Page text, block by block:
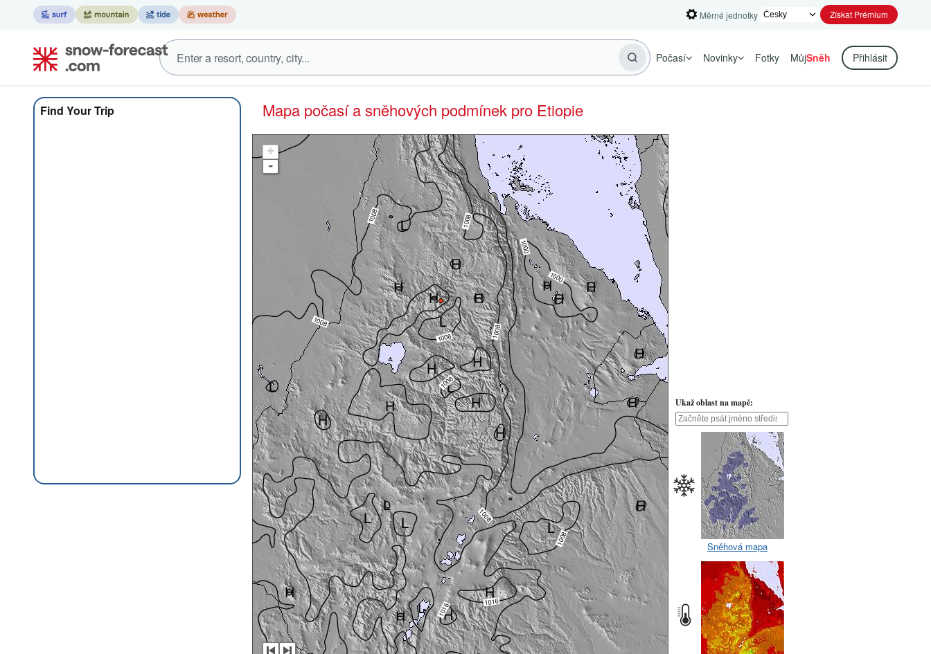
Měrné jednotky Získat Prémium
Počasí Novinky Fotky MůjSněh Přihlásit
Find Your Trip Mapa počasí a sněhových podmínek pro Etiopie
+
-
Ukaž oblast na mapě:
Sněhová mapa